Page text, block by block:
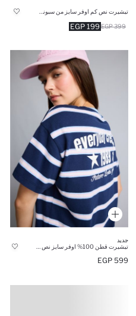
199 EGP 399 EGP
جديد
599 EGP